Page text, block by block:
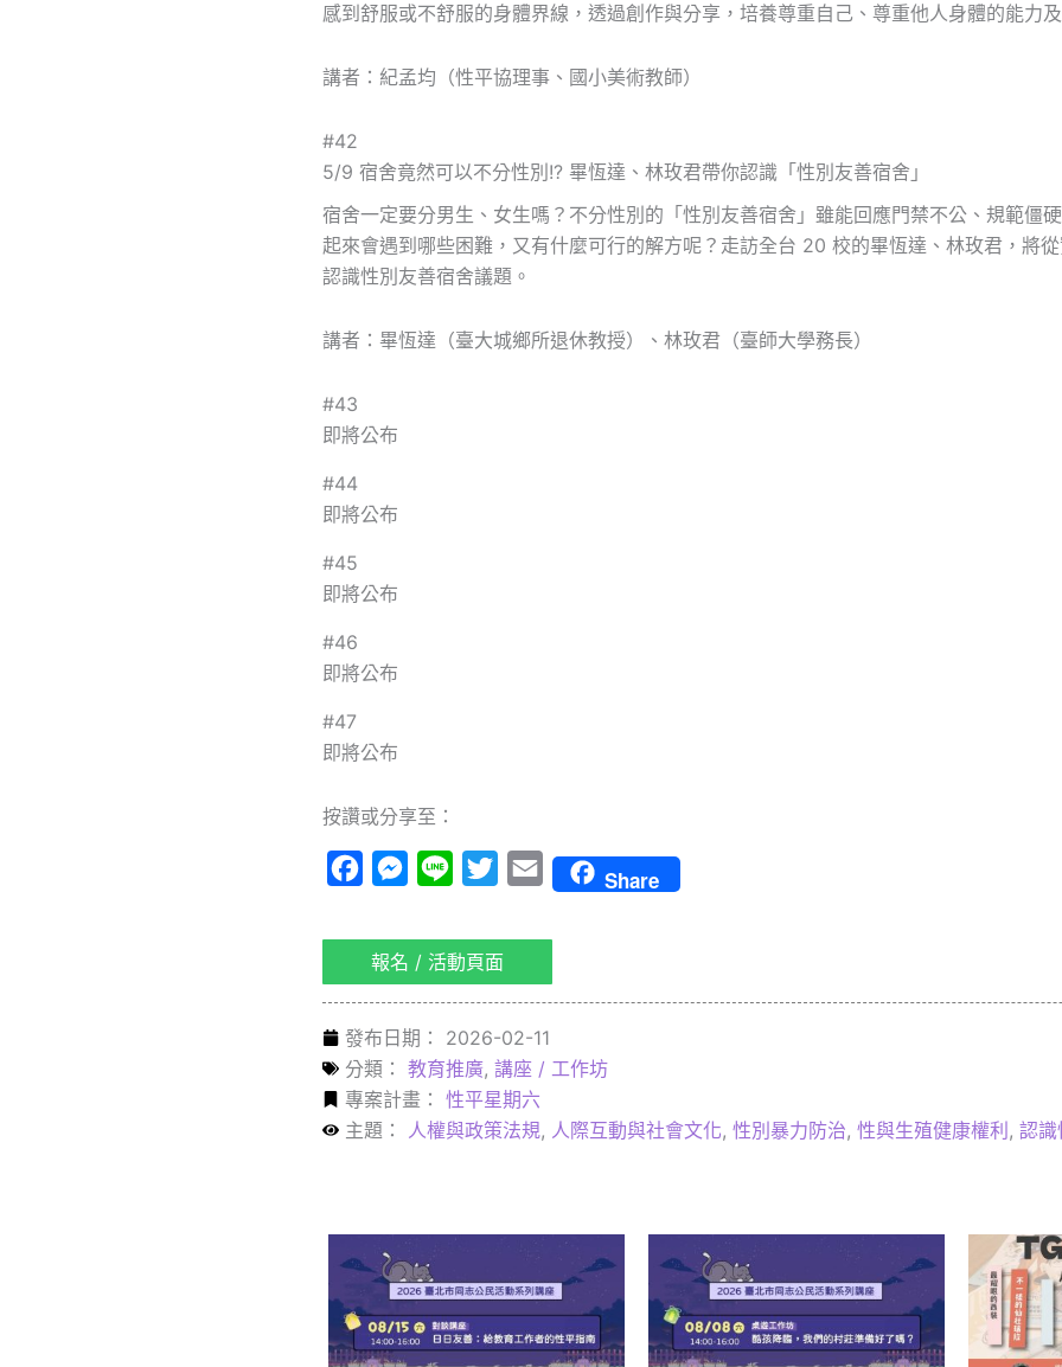
感到舒服或不舒服的身體界線，透過創作與分享，培養尊重自己、尊重他人身體的能力
講者：紀孟均（性平協理事、國小美術教師）
#42
5/9 宿舍竟然可以不分性別!? 畢恆達、林玫君帶你認識「性別友善宿舍」
宿舍一定要分男生、女生嗎？不分性別的「性別友善宿舍」雖能回應門禁不公、規範僵
起來會遇到哪些困難，又有什麼可行的解方呢？走訪全台 20 校的畢恆達、林玫君，將
認識性別友善宿舍議題。
講者：畢恆達（臺大城鄉所退休教授）、林玫君（臺師大學務長）
#43
即將公布
#44
即將公布
#45
即將公布
#46
即將公布
#47
即將公布
按讚或分享至：
FacebookMessenger
Line TwitterEmail Share
報名 / 活動頁面
發布日期：
2026-02-11
分類： 教育推廣, 講座 / 工作坊
專案計畫： 性平星期六
主題：
人權與政策法規, 人際互動與社會文化, 性別暴力防治, 性與生殖健康權利, 認識